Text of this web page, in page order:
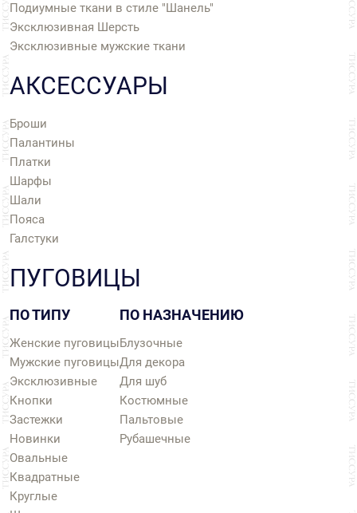
Подиумные ткани в стиле "Шанель"
Эксклюзивная Шерсть
Эксклюзивные мужские ткани
АКСЕССУАРЫ
Броши
Палантины
Платки
Шарфы
Шали
Пояса
Галстуки
ПУГОВИЦЫ
ПО ТИПУ
Женские пуговицы
Мужские пуговицы
Эксклюзивные
Кнопки
Застежки
Новинки
Овальные
Квадратные
Круглые
ПО НАЗНАЧЕНИЮ
Блузочные
Для декора
Для шуб
Костюмные
Пальтовые
Рубашечные